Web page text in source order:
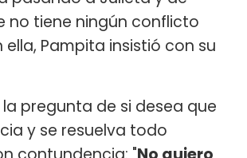
no tiene ningún conflicto
Pampita insistió con su
pregunta de si desea que
y se resuelva todo